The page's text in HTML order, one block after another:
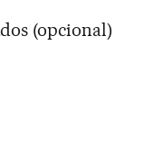
(opcional)